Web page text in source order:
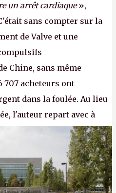
un arrêt cardiaque»,
sans compter sur la
de Valve et une
Chine, sans même
707 acheteurs ont
dans la foulée. Au lieu
l'auteur repart avec à
C'est toujours plus
à dev, mais ça
qu'on ne braque pas
P.